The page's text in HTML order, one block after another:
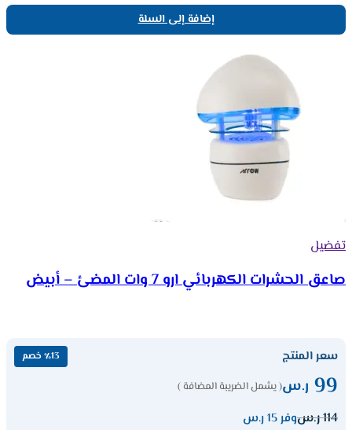
إضافة إلى السلة
تفضيل
صاعق الحشرات الكهربائي ارو 7 وات المضئ – أبيض
سعر المنتج ٪13 خصم
99 ر.س( يشمل الضريبة المضافة )
114ر.سوفر 15 ر.س